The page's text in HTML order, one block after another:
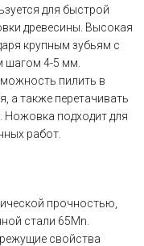
для быстрой
древесины. Высокая
крупным зубьям с
шагом 4-5 мм.
пилить в
а также перетачивать
подходит для
работ.
прочностью,
стали 65Mn.
свойства